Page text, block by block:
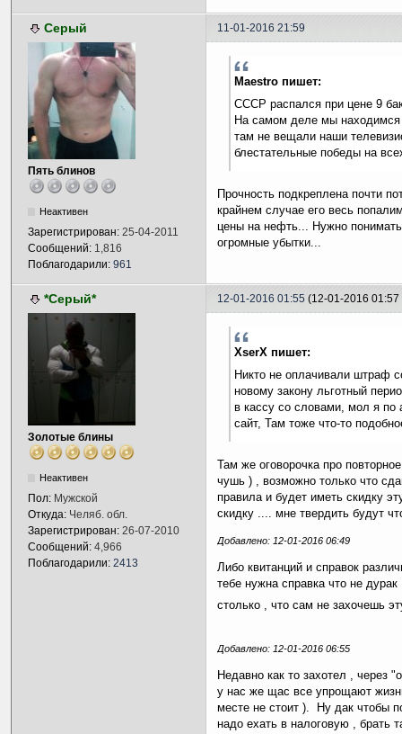
Серый 11-01-2016 21:59
Пять блинов
Неактивен
Зарегистрирован: 25-04-2011
Сообщений: 1,816
Поблагодарили: 961
Maestro пишет:
СССР распался при цене 9
На самом деле мы находимся
там не вещали наши
блестательные победы на
Прочность подкреплена почти
крайнем случае его весь
цены на нефть... Нужно
огромные убытки...
*Серый* 12-01-2016 01:55 (12-01-2016
Золотые блины
Неактивен
Пол: Мужской
Откуда: Челяб. обл.
Зарегистрирован: 26-07-2010
Сообщений: 4,966
Поблагодарили: 2413
XserX пишет:
Никто не оплачивали штраф
новому закону льготный
в кассу со словами, мол я по
сайт, Там тоже что-то
Там же оговорочка про
чушь ) , возможно только что
правила и будет иметь скидку
скидку .... мне твердить будут
Добавлено: 12-01-2016 06:49
Либо квитанций и справок
тебе нужна справка что не
столько , что сам не захочешь
Добавлено: 12-01-2016 06:55
Недавно как то захотел , через
у нас же щас все упрощают
месте не стоит ). Ну дак чтобы
надо ехать в налоговую , брать